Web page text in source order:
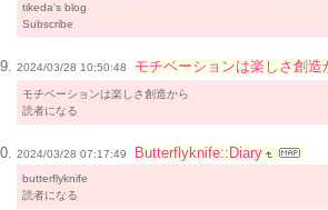
tikeda's blog
Subscribe
2024/03/28 10:50:48 モチベーションは楽しさ創造
モチベーションは楽しさ創造から
読者になる
2024/03/28 07:17:49 Butterflyknife::Diary
butterflyknife
読者になる